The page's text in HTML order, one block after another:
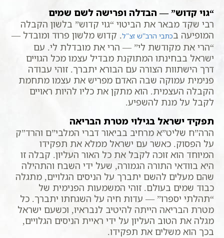
“גוי קדוש” — הבדלה ופרישה לשם שמים
רבי שקד מבאר את הביטוי “גוי קדוש” בלשון הקבלה
המופיעה בכתבי הרב”ש זצ”ל. קדוש מלשון פרוד ומובדל —
“הרי את מקודשת לי” — הרי את מובדלת לי. עם
ישראל בבחינתו המתוקנת מבדיל עצמו מכל הגויים
דרך הישתוות הצורה עם הבורא יתברך. זוהי עבודה
פנימית עמוקה שבה האדם מפריש את עצמו מתחמת
הקבלה העצמית. הוא מתקן את כליו להיות ראויים
לקבל על מנת להשפיע.
תפקיד ישראל בגילוי מטרת הבריאה
הרה”ח שליט”א מרחיב בביאור דברי המלבי”ם והרד”ק
על הפסוק. כאשר עם ישראל ממלא את תפקידו
המיוחד הוא זוכה לקבל את כל האור העליון. קבלה זו
היא בוודאי התורה הגמורה, שעל ידי השבח והתהילה
שהם מעלים להשם יתברך על הניסים הגלויים, מתגלה
כבוד שמים בעולם. זוהי המשמעות הפנימית של
“תהלתי יספרו” — עדות חיה על השגחתו יתברך. כל
מטרת הבריאה הייתה להיטיב לנבראיו, וכשעם ישראל
מגלה את הטוב העליון על ידי ראיית הניסים הגלויים,
בכך הוא משלים את תפקידו.